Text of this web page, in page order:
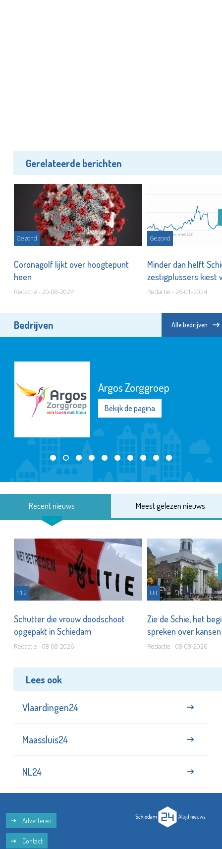
Gerelateerde berichten
Gezond
Coronagolf lijkt over hoogtepunt
heen
Redactie - 20-08-2024
Gezond
Minder dan helft
zestigplussers kiest
Redactie - 26-01-2024
Bedrijven Alle bedrijven
Argos Zorggroep
Bekijk de pagina
Recent nieuws Meest gelezen nieuws
112
Schutter die vrouw doodschoot
opgepakt in Schiedam
Redactie - 08-08-2026
Uit
Zie de Schie, het
spreken over
Redactie - 08-08-2026
Lees ook
Vlaardingen24
Maassluis24
NL24
Adverteren
Contact